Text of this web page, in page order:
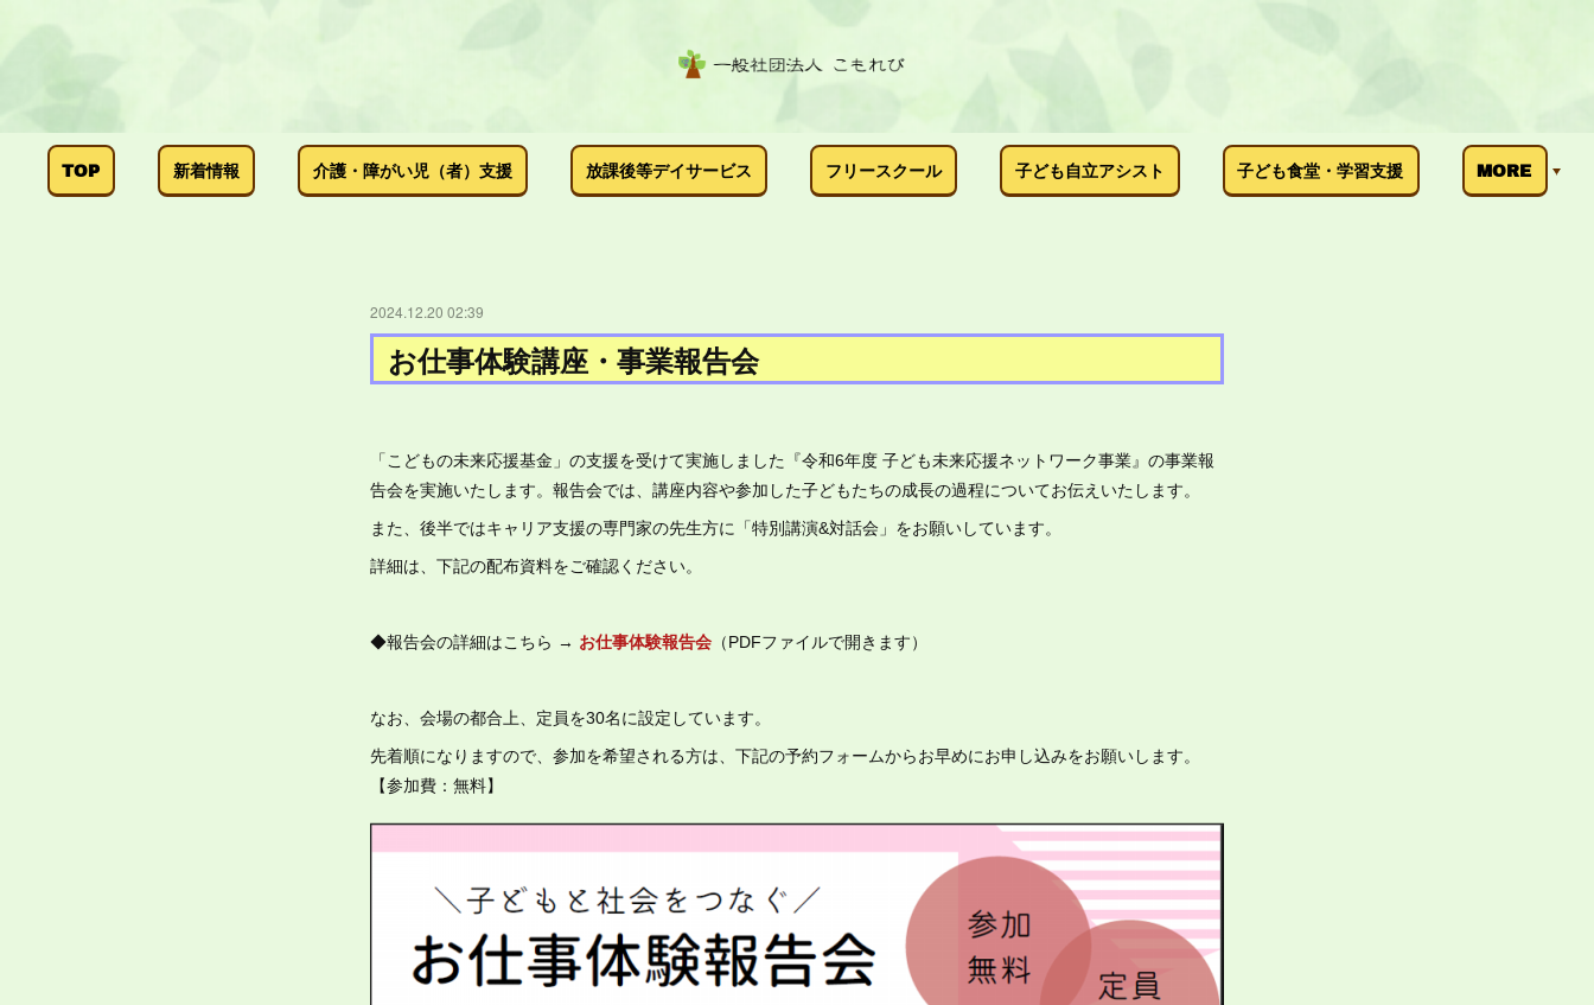
TOP 新着情報 介護・障がい児（者）支援 放課後等デイサービス フリースクール 子ども自立アシスト 子ども食堂・学習支援 MORE
2024.12.20 02:39
お仕事体験講座・事業報告会
「こどもの未来応援基金」の支援を受けて実施しました『令和6年度 子ども未来応援ネットワーク事業』の事業報
告会を実施いたします。報告会では、講座内容や参加した子どもたちの成長の過程についてお伝えいたします。
また、後半ではキャリア支援の専門家の先生方に「特別講演&対話会」をお願いしています。
詳細は、下記の配布資料をご確認ください。
◆報告会の詳細はこちら → お仕事体験報告会 （PDFファイルで開きます）
なお、会場の都合上、定員を30名に設定しています。
先着順になりますので、参加を希望される方は、下記の予約フォームからお早めにお申し込みをお願いします。
【参加費：無料】